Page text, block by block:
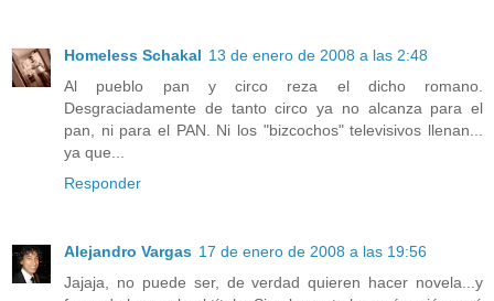
Homeless Schakal 13 de enero de 2008 a las 2:48
Al pueblo pan y circo reza el dicho romano.
Desgraciadamente de tanto circo ya no alcanza para el
pan, ni para el PAN. Ni los "bizcochos" televisivos llenan...
ya que...
Responder
Alejandro Vargas 17 de enero de 2008 a las 19:56
Jajaja, no puede ser, de verdad quieren hacer novela...y